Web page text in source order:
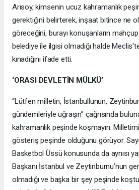
Arısoy, kimsenin ucuz kahramanlık
gerektiğini belirterek, inşaat bitince ne
göreceğini, burayı konuşanların mahçup
belediye ile ilgisi olmadığı halde
kınadığını ifade etti.
‘ORASI DEVLETİN MÜLKÜ’
“Lütfen milletin, İstanbullunun,
gündemleriyle uğraşın” çağrısında
kahramanlık peşinde koşmayın.
gösteriş peşinde olduğunu görüyor.
Basketbol Üssü konusunda da aynısı
Başkanı İstanbul ve Zeytinburnu’nun
olmadığı ve başka bir şey peşinde